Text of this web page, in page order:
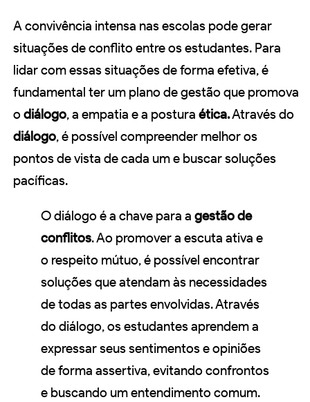
A convivência intensa nas escolas pode gerar
situações de conflito entre os estudantes. Para
lidar com essas situações de forma efetiva, é
fundamental ter um plano de gestão que promova
o diálogo, a empatia e a postura ética.Através do
diálogo, é possível compreender melhor os
pontos de vista de cada um e buscar soluções
pacíficas.
O diálogo é a chave para a gestão de
conflitos. Ao promover a escuta ativa e
o respeito mútuo, é possível encontrar
soluções que atendam às necessidades
de todas as partes envolvidas. Através
do diálogo, os estudantes aprendem a
expressar seus sentimentos e opiniões
de forma assertiva, evitando confrontos
e buscando um entendimento comum.